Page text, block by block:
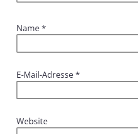
Name*
E-Mail-Adresse*
Website